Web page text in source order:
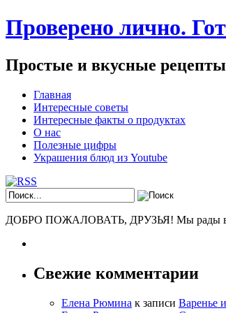
Проверено лично.
Простые и вкусные
Главная
Интересные советы
Интересные факты о продуктах
О нас
Полезные цифры
Украшения блюд из Youtube
ДОБРО ПОЖАЛОВАТЬ, ДРУЗЬЯ! Мы рады всем,
Свежие комментарии
Елена Рюмина к записи Варенье